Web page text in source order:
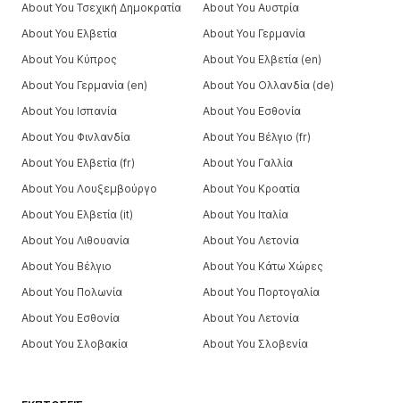
About You Τσεχική Δημοκρατία
About You Αυστρία
About You Ελβετία
About You Γερμανία
About You Κύπρος
About You Ελβετία (en)
About You Γερμανία (en)
About You Ολλανδία (de)
About You Ισπανία
About You Εσθονία
About You Φινλανδία
About You Βέλγιο (fr)
About You Ελβετία (fr)
About You Γαλλία
About You Λουξεμβούργο
About You Κροατία
About You Ελβετία (it)
About You Ιταλία
About You Λιθουανία
About You Λετονία
About You Βέλγιο
About You Κάτω Χώρες
About You Πολωνία
About You Πορτογαλία
About You Εσθονία
About You Λετονία
About You Σλοβακία
About You Σλοβενία